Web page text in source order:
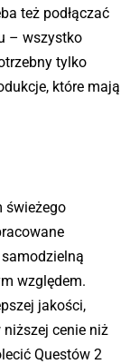
też podłączać
– wszystko
tylko
które mają
świeżego
względem.
jakości,
cenie niż
Questów 2